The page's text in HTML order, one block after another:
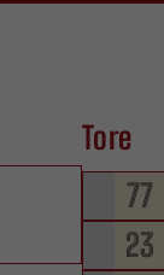
Tore
77
23